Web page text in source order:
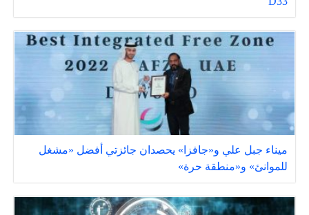
ميناء جبل علي و«جافزا» يحصدان جائزتي أفضل «مشغل
للموانئ» و«منطقة حرة»